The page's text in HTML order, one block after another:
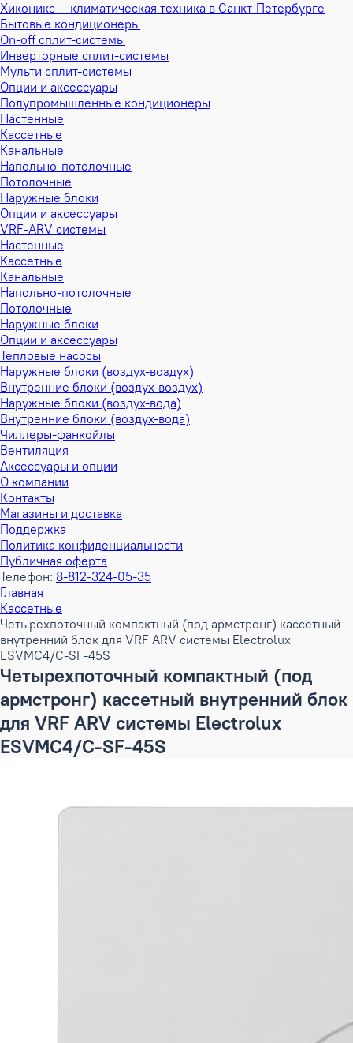
Хиконикс — климатическая техника в Санкт-Петербурге
Бытовые кондиционеры
On-off сплит-системы
Инверторные сплит-системы
Мульти сплит-системы
Опции и аксессуары
Полупромышленные кондиционеры
Настенные
Кассетные
Канальные
Напольно-потолочные
Потолочные
Наружные блоки
Опции и аксессуары
VRF-ARV системы
Настенные
Кассетные
Канальные
Напольно-потолочные
Потолочные
Наружные блоки
Опции и аксессуары
Тепловые насосы
Наружные блоки (воздух-воздух)
Внутренние блоки (воздух-воздух)
Наружные блоки (воздух-вода)
Внутренние блоки (воздух-вода)
Чиллеры-фанкойлы
Вентиляция
Аксессуары и опции
О компании
Контакты
Магазины и доставка
Поддержка
Политика конфиденциальности
Публичная оферта
Телефон: 8-812-324-05-35
Главная
Кассетные
Четырехпоточный компактный (под армстронг) кассетный
внутренний блок для VRF ARV системы Electrolux
ESVMC4/C-SF-45S
Четырехпоточный компактный (под
армстронг) кассетный внутренний блок
для VRF ARV системы Electrolux
ESVMC4/C-SF-45S